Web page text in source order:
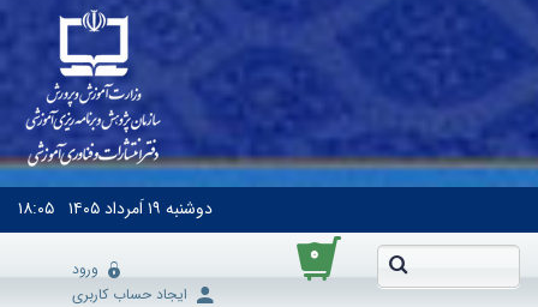
دوشنبه ۱۹ اَمرداد ۱۴۰۵ ۱۸:۰۵
۰
ورود
ایجاد حساب کاربری